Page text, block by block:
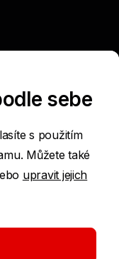
sebe
s použitím
Můžete také
upravit jejich